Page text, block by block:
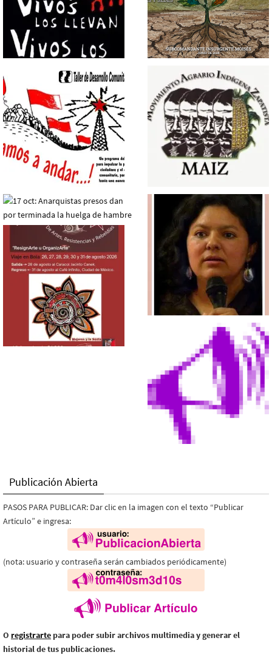
Publicación Abierta
PASOS PARA PUBLICAR: Dar clic en la imagen con el texto “Publicar
Artículo” e ingresa:
(nota: usuario y contraseña serán cambiados periódicamente)
O registrarte para poder subir archivos multimedia y generar el
historial de tus publicaciones.